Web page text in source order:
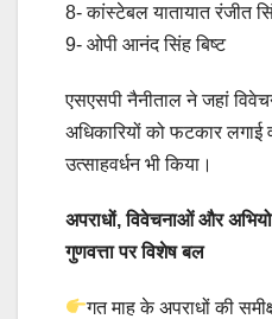
8- कांस्टेबल यातायात रंजीत
9- ओपी आनंद सिंह बिष्ट
एसएसपी नैनीताल ने जहां
अधिकारियों को फटकार लगाई
उत्साहवर्धन भी किया।
अपराधों, विवेचनाओं और
गुणवत्ता पर विशेष बल
गत माह के अपराधों की